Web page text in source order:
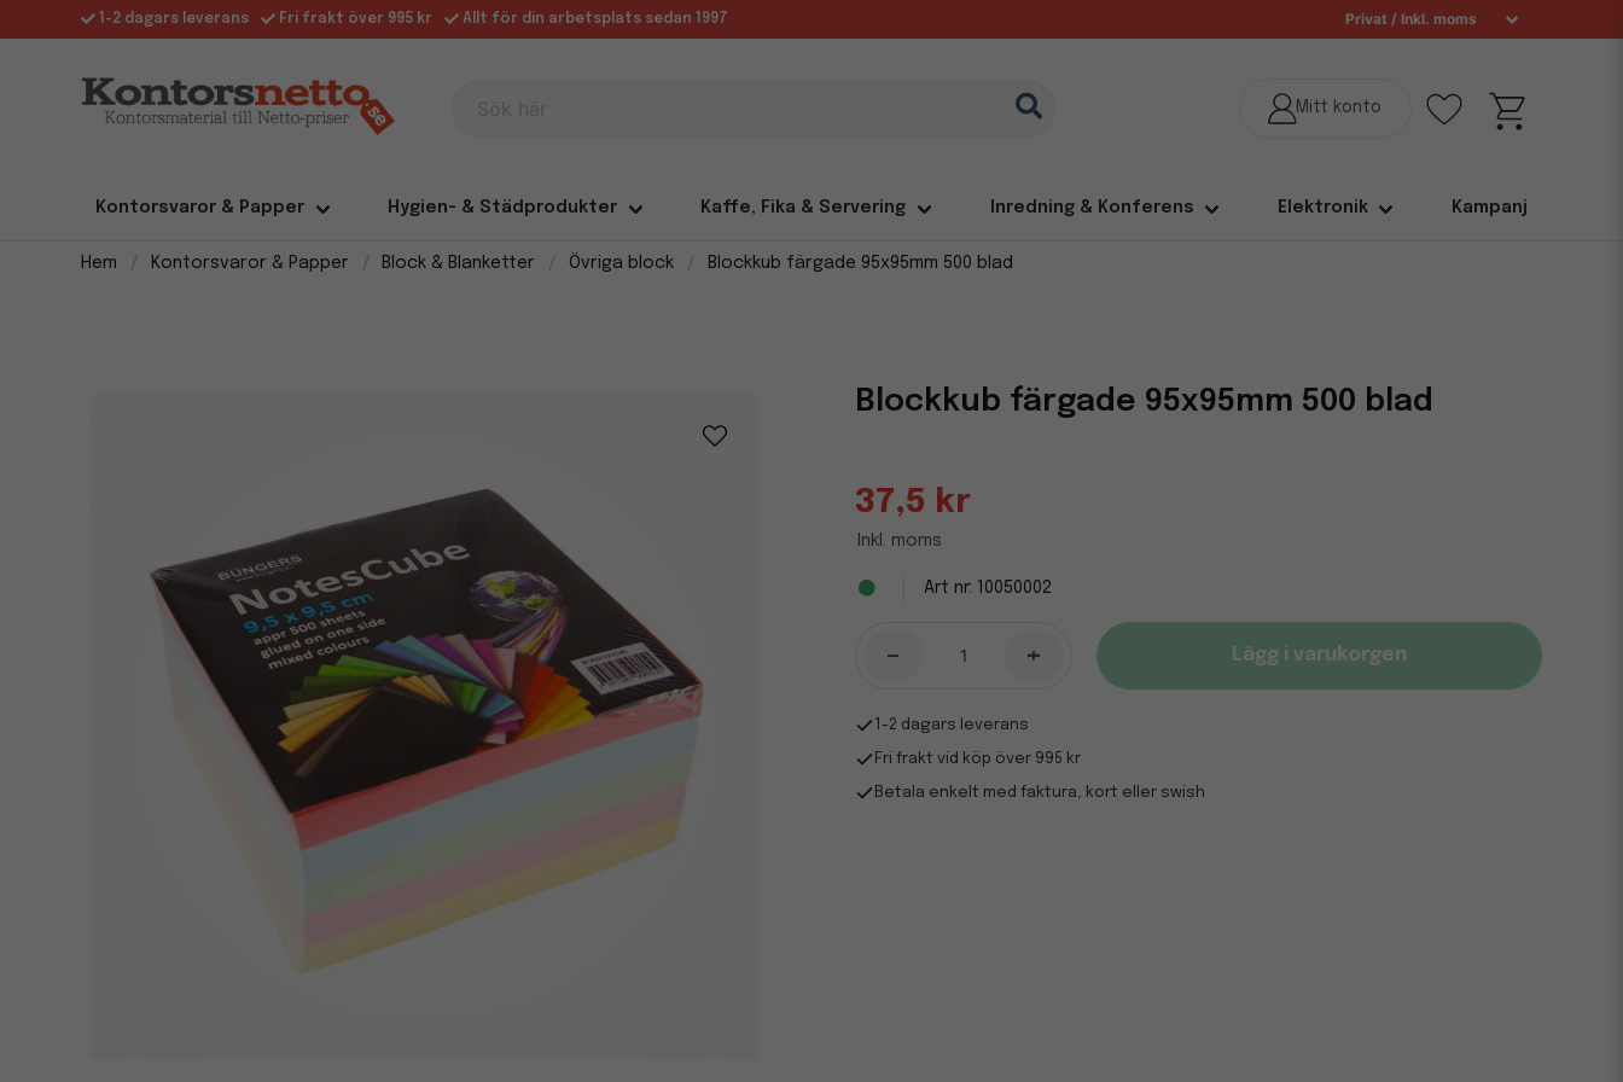
1-2 dagars leverans Fri frakt över 995 kr Allt för din arbetsplats sedan 1997
Kontorsvaror & Papper Hygien- & Städprodukter Kaffe, Fika & Servering Inredning & Konferens Elektronik Kampanj
Hem Kontorsvaror & Papper Block & Blanketter Övriga block Blockkub färgade 95x95mm 500 blad
Blockkub färgade 95x95mm 500 blad
37,5 kr
Inkl. moms
10050002
- + Lägg i varukorgen
1-2 dagars leverans
Fri frakt vid köp över 995 kr
Betala enkelt med faktura, kort eller swish